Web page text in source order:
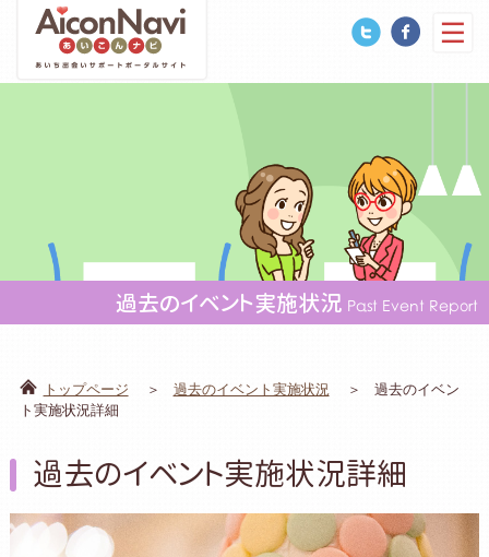
過去のイベント実施状況 Past Event Report
トップページ 過去のイベント実施状況
過去のイベン
ト実施状況詳細
過去のイベント実施状況詳細